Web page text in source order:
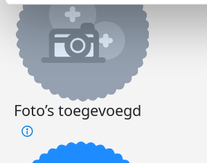
Foto’s toegevoegd